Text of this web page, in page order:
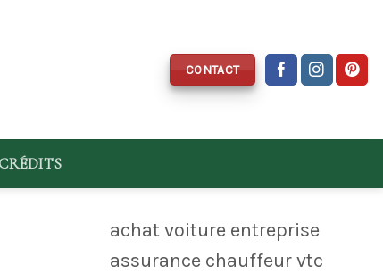
CONTACT
achat voiture entreprise
assurance chauffeur vtc